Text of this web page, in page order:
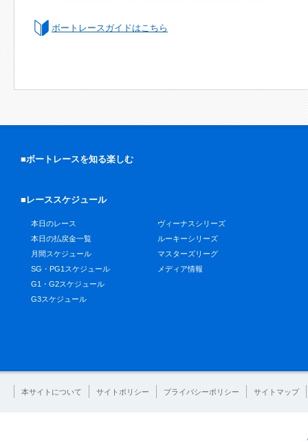
ボートレースガイドはこちら
■ボートレースを知る楽しむ
■レーススケジュール
本日のレース
本日の払戻金一覧
月間スケジュール
SG・PG1スケジュール
G1・G2スケジュール
G3スケジュール
ヴィーナスシリーズ
ルーキーシリーズ
マスターズリーグ
メディア情報
本サイトについて サイトポリシー プライバシーポリシー サイトマップ